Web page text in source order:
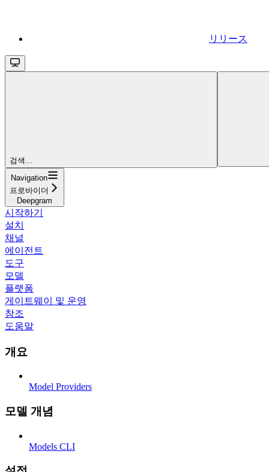
リリース
검색...
Navigation
프로바이더
Deepgram
시작하기
설치
채널
에이전트
도구
모델
플랫폼
게이트웨이 및 운영
참조
도움말
개요
Model Providers
모델 개념
Models CLI